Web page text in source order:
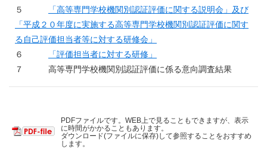
５
「高等専門学校機関別認証評価に関する説明会」及び
「平成２０年度に実施する高等専門学校機関別認証評価に関す
る自己評価担当者等に対する研修会」
６
「評価担当者に対する研修」
７ 高等専門学校機関別認証評価に係る意向調査結果
PDFファイルです。WEB上で見ることもできますが、表示
に時間がかかることもあります。
ダウンロード(ファイルに保存)して参照することをおすすめ
します。